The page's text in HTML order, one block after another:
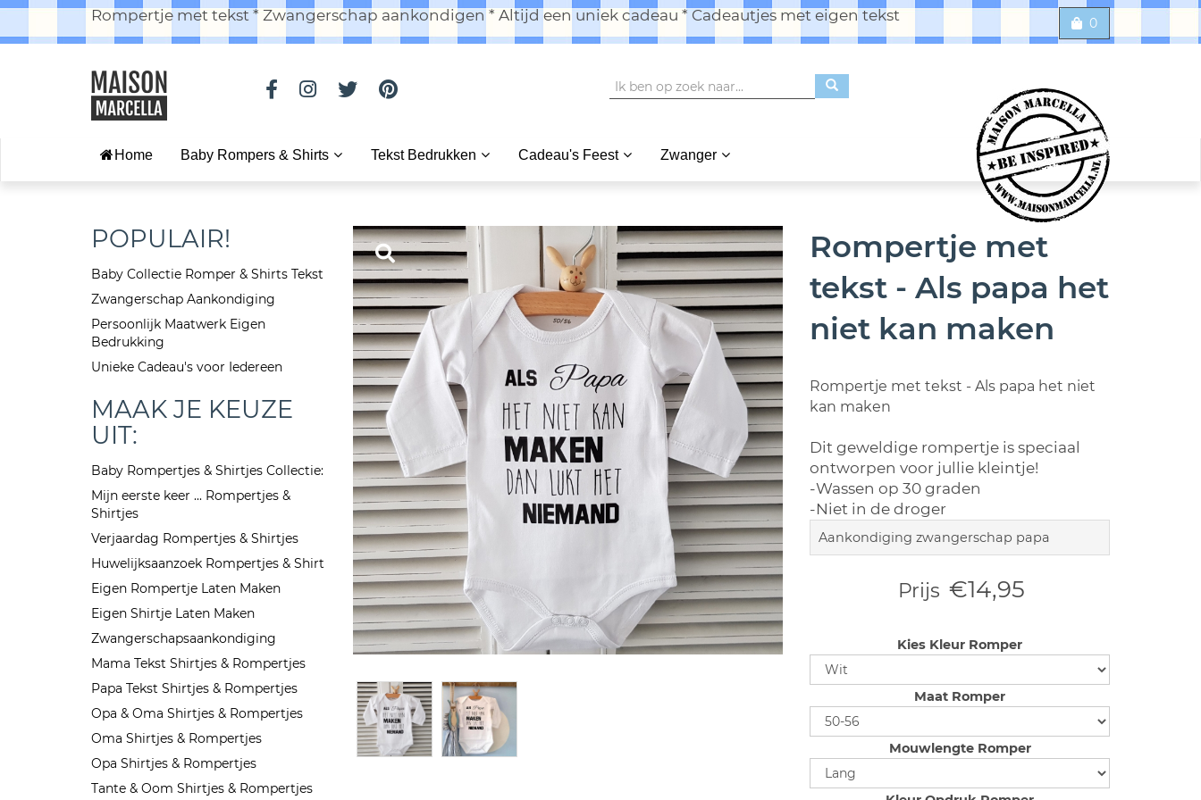
Rompertje met tekst * Zwangerschap aankondigen * Altijd een uniek cadeau * Cadeautjes met eigen tekst 0
Home Baby Rompers & Shirts Tekst Bedrukken Cadeau's Feest Zwanger
Rompertje met
tekst - Als papa het
niet kan maken
Rompertje met tekst - Als papa het niet
kan maken
Dit geweldige rompertje is speciaal
ontworpen voor jullie kleintje!
-Wassen op 30 graden
-Niet in de droger
Aankondiging zwangerschap papa
Prijs €14,95
Kies Kleur Romper
Maat Romper
Mouwlengte Romper
POPULAIR!
Baby Collectie Romper & Shirts Tekst
Zwangerschap Aankondiging
Persoonlijk Maatwerk Eigen
Bedrukking
Unieke Cadeau's voor Iedereen
MAAK JE KEUZE
UIT:
Baby Rompertjes & Shirtjes Collectie:
Mijn eerste keer ... Rompertjes &
Shirtjes
Verjaardag Rompertjes & Shirtjes
Huwelijksaanzoek Rompertjes & Shirt
Eigen Rompertje Laten Maken
Eigen Shirtje Laten Maken
Zwangerschapsaankondiging
Mama Tekst Shirtjes & Rompertjes
Papa Tekst Shirtjes & Rompertjes
Opa & Oma Shirtjes & Rompertjes
Oma Shirtjes & Rompertjes
Opa Shirtjes & Rompertjes
Tante & Oom Shirtjes & Rompertjes